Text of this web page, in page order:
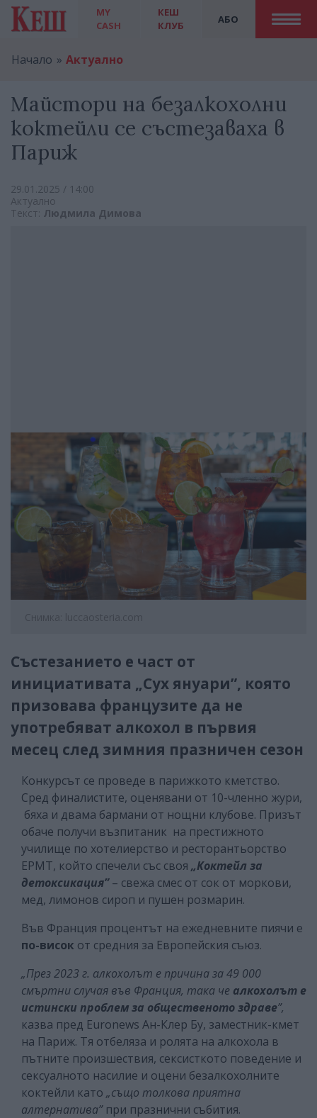
MY
CASH
АБО
КЕШ
КЛУБ
Начало Актуално
Майстори на безалкохолни
коктейли се състезаваха в
Париж
29.01.2025 / 14:00
Актуално
Текст: Людмила Димова
Снимка: luccaosteria.com
Състезанието е част от
инициативата „Сух януари”, която
призовава французите да не
употребяват алкохол в първия
месец след зимния празничен сезон
Конкурсът се проведе в парижкото кметство.
Сред финалистите, оценявани от 10-членно жури,
бяха и двама бармани от нощни клубове. Призът
обаче получи възпитаник на престижното
училище по хотелиерство и ресторантьорство
EPMT, който спечели със своя „Коктейл за
детоксикация”– свежа смес от сок от моркови,
мед, лимонов сироп и пушен розмарин.
Във Франция процентът на ежедневните пиячи е
по-висок от средния за Европейския съюз.
„През 2023 г. алкохолът е причина за 49 000
смъртни случая във Франция, така че алкохолът е
истински проблем за общественото здраве”,
казва пред Euronews Ан-Клер Бу, заместник-кмет
на Париж. Тя отбеляза и ролята на алкохола в
пътните произшествия, сексисткото поведение и
сексуалното насилие и оцени безалкохолните
коктейли като „също толкова приятна
алтернатива” при празнични събития.